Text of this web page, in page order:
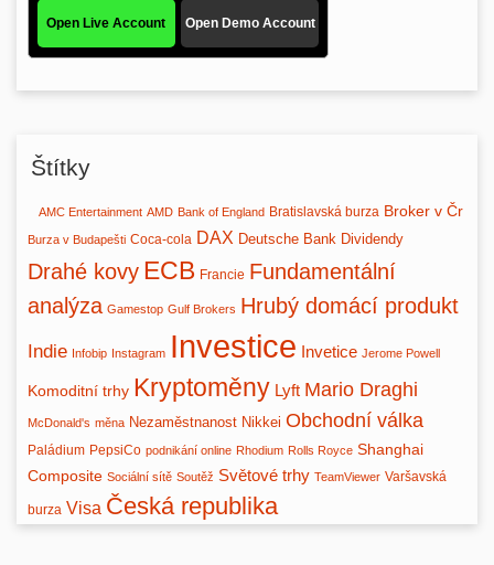
Štítky
AMC Entertainment AMD Bank of England Bratislavská burza Broker v Čr
Burza v Budapešti Coca-cola DAX Deutsche Bank Dividendy
Drahé kovy ECB Francie Fundamentální
analýza Gamestop Gulf Brokers Hrubý domácí produkt
Indie Infobip Instagram Investice Invetice Jerome Powell
Komoditní trhy Kryptoměny Lyft Mario Draghi
McDonald's měna Nezaměstnanost Nikkei Obchodní válka
Paládium PepsiCo podnikání online Rhodium Rolls Royce Shanghai
Composite Sociální sítě Soutěž Světové trhy TeamViewer Varšavská
burza Visa Česká republika